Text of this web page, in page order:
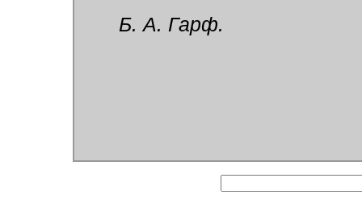
Б. А. Гарф.